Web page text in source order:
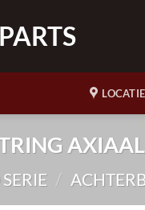
LOCATIE
/